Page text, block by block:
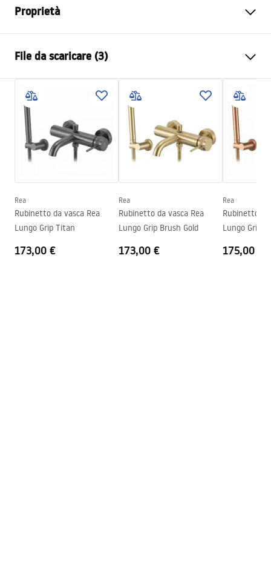
Proprietà
Metodo di installazione
Colore
Titanio
Tipo di bocca
Fissa
Materiale
Ottone, ABS
Gamma beccuccio
190mm
Altezza
mm
Diametro di connessione
Distanza dei collegamenti
150 mm
File da scaricare (3)
Istruzioni di montaggio
Warunki bezpieczeństwa
Condizioni di garanzia
Rea
Rubinetto da vasca Rea
Lungo Grip Titan
173,00 €
Rea
Rubinetto da vasca Rea
Lungo Grip Brush Gold
173,00 €
Rea
Rubinetto da
Lungo Grip
175,00 €